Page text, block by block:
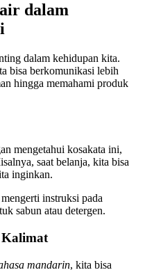
dalam
dalam kehidupan kita.
bisa berkomunikasi lebih
hingga memahami produk
mengetahui kosakata ini,
saat belanja, kita bisa
inginkan.
instruksi pada
sabun atau detergen.
Kalimat
mandarin, kita bisa